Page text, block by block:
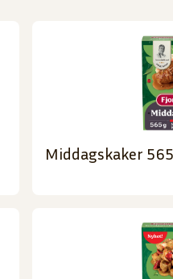
Middagskaker